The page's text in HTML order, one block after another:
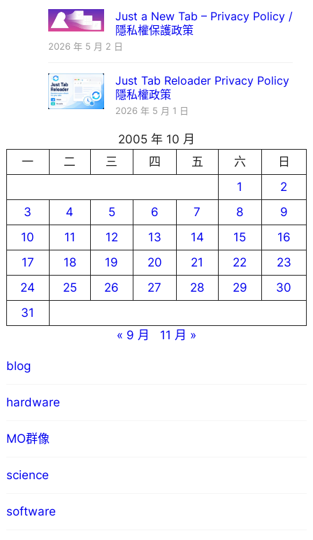
Just a New Tab – Privacy Policy /
隱私權保護政策
2026 年 5 月 2 日
Just Tab Reloader Privacy Policy
隱私權政策
2026 年 5 月 1 日
2005 年 10 月
一
二 三 四 五 六
日
1
2
3
4 5 6 7 8
9
10
11 12 13 14 15
16
17
18 19 20 21 22
23
24
25 26 27 28 29
30
31
« 9 月
11 月 »
blog
hardware
MO群像
science
software